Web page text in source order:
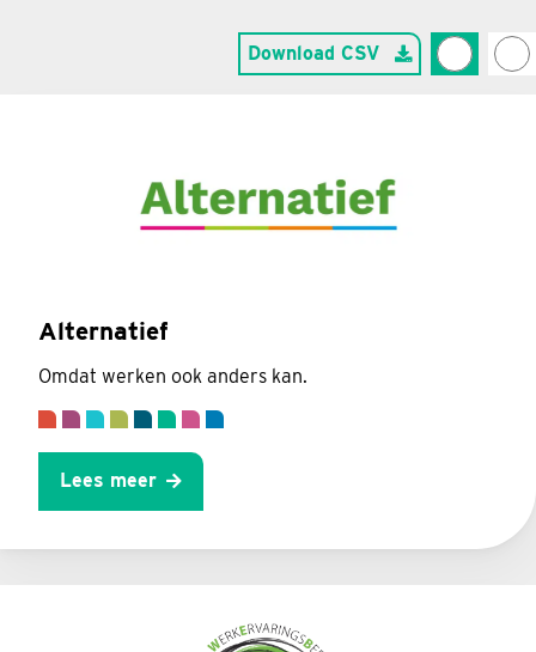
Download CSV
Alternatief
Omdat werken ook anders kan.
Lees meer